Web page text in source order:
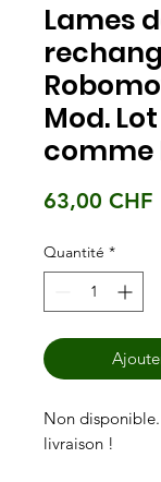
Lames
Mod.
comme
63,00 CHF
Quantité *
Non
livraison !